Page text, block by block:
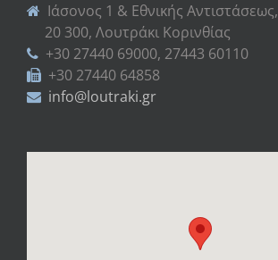
Ιάσονος 1 & Εθνικής Αντιστάσεως,
20 300, Λουτράκι Κορινθίας
+30 27440 69000, 27443 60110
+30 27440 64858
info@loutraki.gr